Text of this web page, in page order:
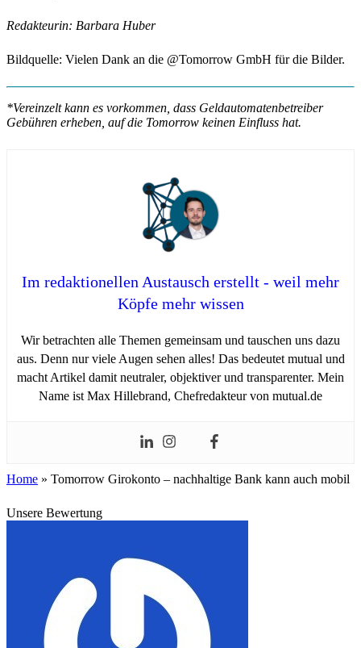
Redakteurin: Barbara Huber
Bildquelle: Vielen Dank an die @Tomorrow GmbH für die Bilder.
*Vereinzelt kann es vorkommen, dass Geldautomatenbetreiber
Gebühren erheben, auf die Tomorrow keinen Einfluss hat.
Im redaktionellen Austausch erstellt - weil mehr
Köpfe mehr wissen
Wir betrachten alle Themen gemeinsam und tauschen uns dazu
aus. Denn nur viele Augen sehen alles! Das bedeutet mutual und
macht Artikel damit neutraler, objektiver und transparenter. Mein
Name ist Max Hillebrand, Chefredakteur von mutual.de
Home » Tomorrow Girokonto – nachhaltige Bank kann auch mobil
Unsere Bewertung